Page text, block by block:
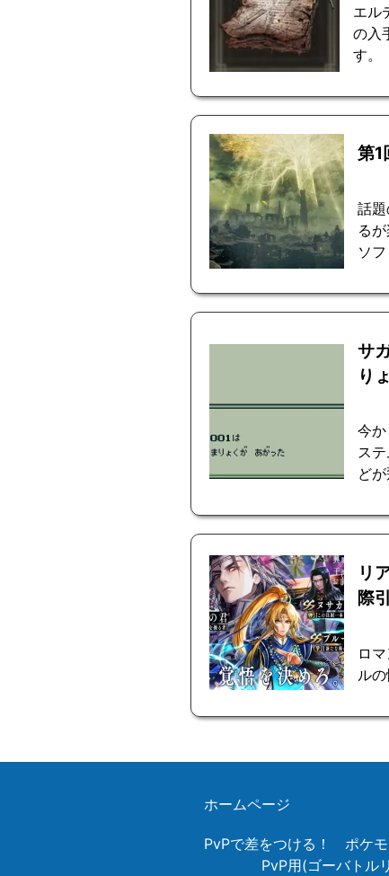
エル
の入
す。
第
話
る
ソ
サ
り
今
ス
ど
リ
際
ロ
ル
ホームページ
PvPで差をつける！ ポケ
PvP用(ゴーバトル